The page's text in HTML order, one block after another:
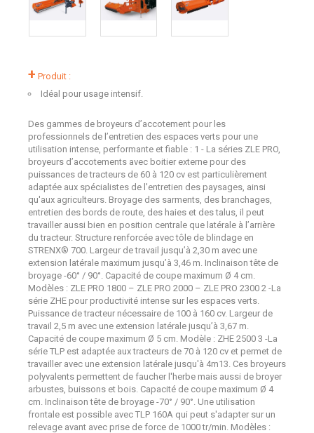
+ Produit :
Idéal pour usage intensif.
Des gammes de broyeurs d’accotement pour les
professionnels de l’entretien des espaces verts pour une
utilisation intense, performante et fiable : 1 - La séries ZLE PRO,
broyeurs d’accotements avec boitier externe pour des
puissances de tracteurs de 60 à 120 cv est particulièrement
adaptée aux spécialistes de l'entretien des paysages, ainsi
qu'aux agriculteurs. Broyage des sarments, des branchages,
entretien des bords de route, des haies et des talus, il peut
travailler aussi bien en position centrale que latérale à l’arrière
du tracteur. Structure renforcée avec tôle de blindage en
STRENX® 700. Largeur de travail jusqu’à 2,30 m avec une
extension latérale maximum jusqu’à 3,46 m. Inclinaison tête de
broyage -60° / 90°. Capacité de coupe maximum Ø 4 cm.
Modèles : ZLE PRO 1800 – ZLE PRO 2000 – ZLE PRO 2300 2 -La
série ZHE pour productivité intense sur les espaces verts.
Puissance de tracteur nécessaire de 100 à 160 cv. Largeur de
travail 2,5 m avec une extension latérale jusqu’à 3,67 m.
Capacité de coupe maximum Ø 5 cm. Modèle : ZHE 2500 3 -La
série TLP est adaptée aux tracteurs de 70 à 120 cv et permet de
travailler avec une extension latérale jusqu'à 4m13. Ces broyeurs
polyvalents permettent de faucher l'herbe mais aussi de broyer
arbustes, buissons et bois. Capacité de coupe maximum Ø 4
cm. Inclinaison tête de broyage -70° / 90°. Une utilisation
frontale est possible avec TLP 160A qui peut s'adapter sur un
relevage avant avec prise de force de 1000 tr/min. Modèles :